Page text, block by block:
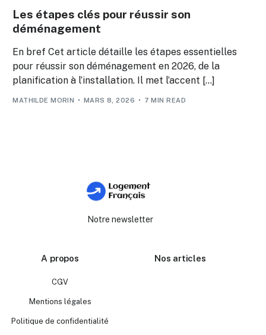
Les étapes clés pour réussir son
déménagement
En bref Cet article détaille les étapes essentielles
pour réussir son déménagement en 2026, de la
planification à l’installation. Il met l’accent […]
MATHILDE MORIN MARS 8, 2026 7 MIN READ
Notre newsletter
A propos
CGV
Mentions légales
Politique de confidentialité
Nos articles